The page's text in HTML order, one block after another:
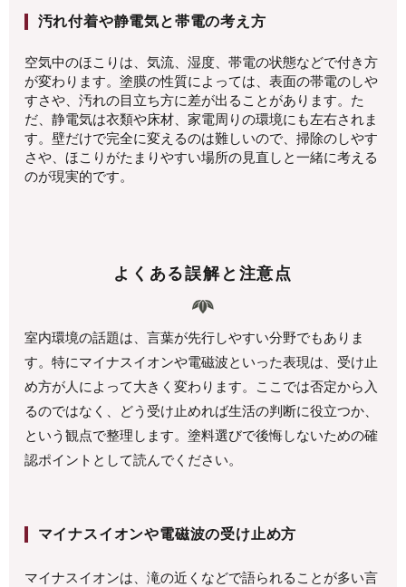
汚れ付着や静電気と帯電の考え方
空気中のほこりは、気流、湿度、帯電の状態などで付き方
が変わります。塗膜の性質によっては、表面の帯電のしや
すさや、汚れの目立ち方に差が出ることがあります。た
だ、静電気は衣類や床材、家電周りの環境にも左右されま
す。壁だけで完全に変えるのは難しいので、掃除のしやす
さや、ほこりがたまりやすい場所の見直しと一緒に考える
のが現実的です。
よくある誤解と注意点
室内環境の話題は、言葉が先行しやすい分野でもありま
す。特にマイナスイオンや電磁波といった表現は、受け止
め方が人によって大きく変わります。ここでは否定から入
るのではなく、どう受け止めれば生活の判断に役立つか、
という観点で整理します。塗料選びで後悔しないための確
認ポイントとして読んでください。
マイナスイオンや電磁波の受け止め方
マイナスイオンは、滝の近くなどで語られることが多い言